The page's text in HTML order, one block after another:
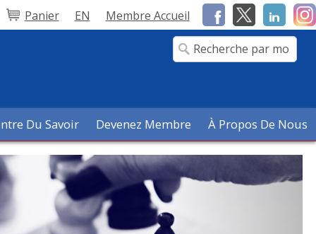
Panier EN Membre Accueil
Du Savoir Devenez Membre À Propos De Nous